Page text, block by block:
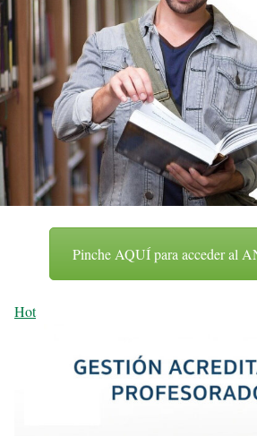
Pinche AQUÍ para acceder al
Hot